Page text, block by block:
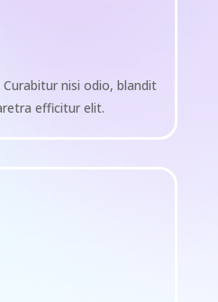
nisi odio, blandit
efficitur elit.